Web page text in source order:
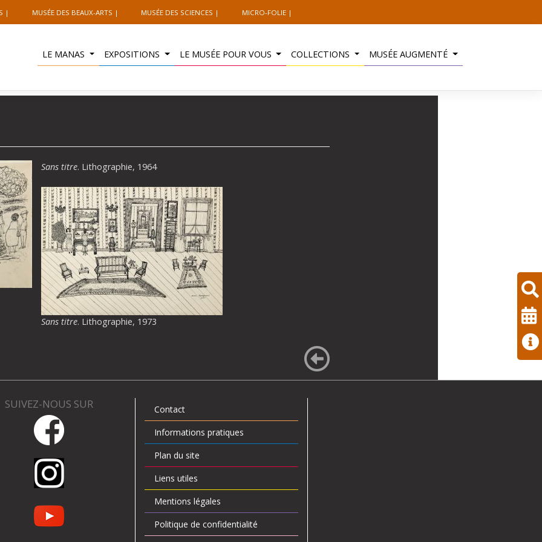
MUSÉE DES BEAUX-ARTS MUSÉE DES SCIENCES MICRO-FOLIE
LE MANAS EXPOSITIONS LE MUSÉE POUR VOUS COLLECTIONS MUSÉE AUGMENTÉ
Sans titre. Lithographie, 1964
Sans titre. Lithographie, 1973
SUIVEZ-NOUS SUR
Contact
Informations pratiques
Plan du site
Liens utiles
Mentions légales
Politique de confidentialité